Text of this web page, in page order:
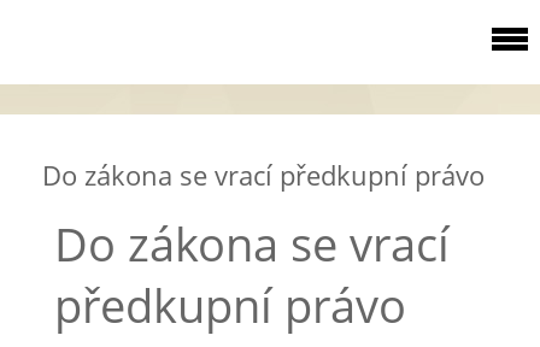
Do zákona se vrací předkupní právo
Do zákona se vrací
předkupní právo